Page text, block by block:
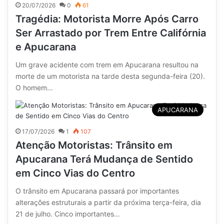
20/07/2026 0 61
Tragédia: Motorista Morre Após Carro
Ser Arrastado por Trem Entre Califórnia
e Apucarana
Um grave acidente com trem em Apucarana resultou na
morte de um motorista na tarde desta segunda-feira (20).
O homem…
APUCARANA
17/07/2026 1 107
Atenção Motoristas: Trânsito em
Apucarana Terá Mudança de Sentido
em Cinco Vias do Centro
O trânsito em Apucarana passará por importantes
alterações estruturais a partir da próxima terça-feira, dia
21 de julho. Cinco importantes…